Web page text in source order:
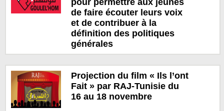
de faire écouter leurs voix
et de contribuer à la
définition des politiques
générales
Projection du film « Ils l’ont
Fait » par RAJ-Tunisie du
16 au 18 novembre